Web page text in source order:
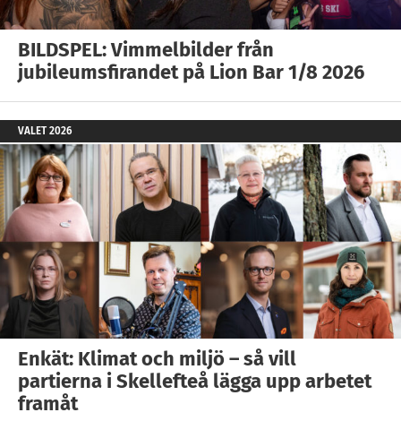
BILDSPEL: Vimmelbilder från
jubileumsfirandet på Lion Bar 1/8 2026
VALET 2026
Enkät: Klimat och miljö – så vill
partierna i Skellefteå lägga upp arbetet
framåt